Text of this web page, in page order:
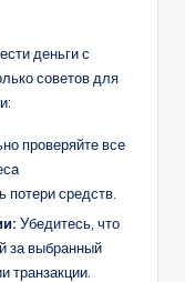
деньги с
советов для
проверяйте все
потери средств.
Убедитесь, что
за выбранный
транзакции.